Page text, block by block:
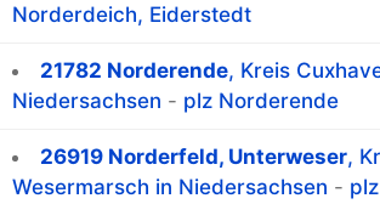
Norderdeich, Eiderstedt
21782 Norderende, Kreis
Niedersachsen - plz Norderende
26919 Norderfeld, Unterweser,
Wesermarsch in Niedersachsen -